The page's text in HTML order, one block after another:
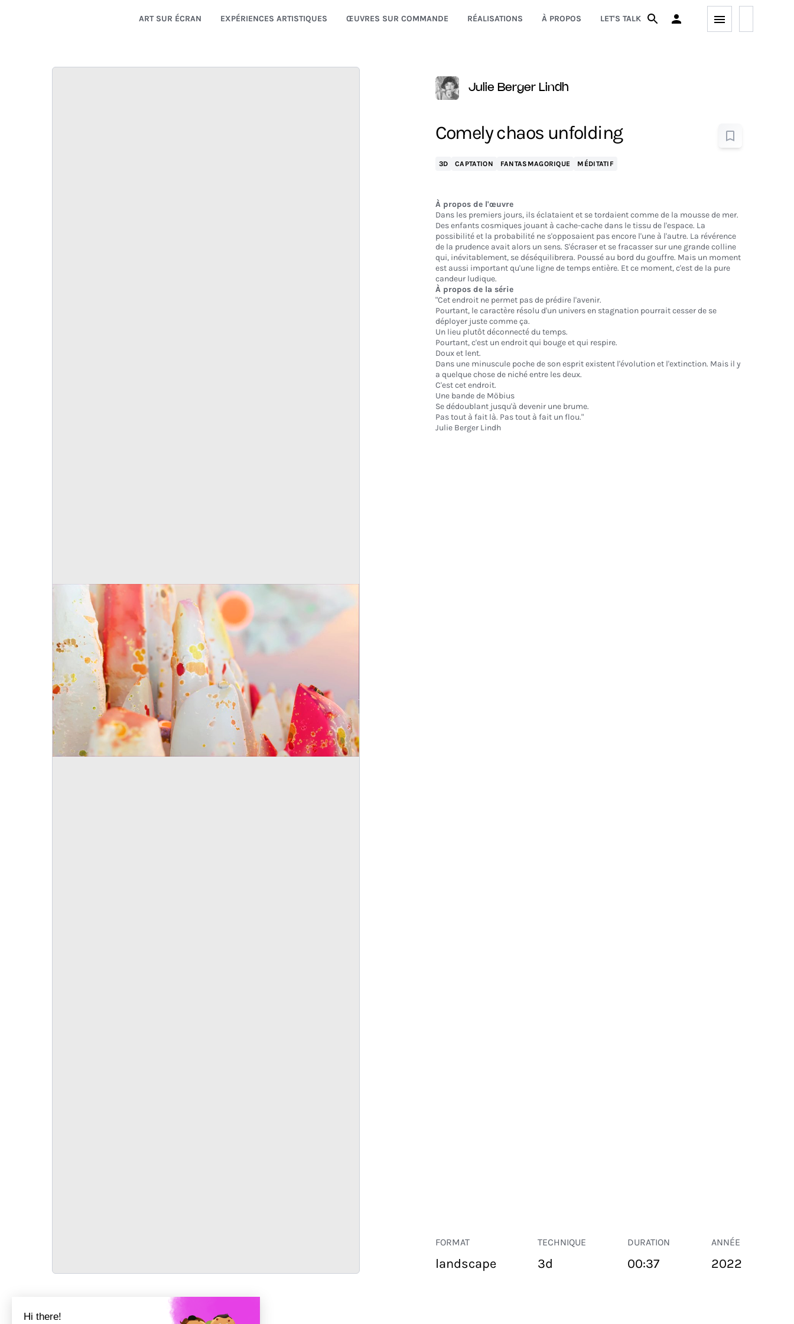
ART SUR ÉCRAN EXPÉRIENCES ARTISTIQUES ŒUVRES SUR COMMANDE RÉALISATIONS À PROPOS LET'S TALK
Julie Berger Lindh
Comely chaos unfolding
3D CAPTATION FANTASMAGORIQUE MÉDITATIF
À propos de l'œuvre
Dans les premiers jours, ils éclataient et se tordaient comme de la mousse de mer.
Des enfants cosmiques jouant à cache-cache dans le tissu de l'espace. La
possibilité et la probabilité ne s'opposaient pas encore l'une à l'autre. La révérence
de la prudence avait alors un sens. S'écraser et se fracasser sur une grande colline
qui, inévitablement, se déséquilibrera. Poussé au bord du gouffre. Mais un moment
est aussi important qu'une ligne de temps entière. Et ce moment, c'est de la pure
candeur ludique.
À propos de la série
"Cet endroit ne permet pas de prédire l'avenir.
Pourtant, le caractère résolu d'un univers en stagnation pourrait cesser de se
déployer juste comme ça.
Un lieu plutôt déconnecté du temps.
Pourtant, c'est un endroit qui bouge et qui respire.
Doux et lent.
Dans une minuscule poche de son esprit existent l'évolution et l'extinction. Mais il y
a quelque chose de niché entre les deux.
C'est cet endroit.
Une bande de Möbius
Se dédoublant jusqu'à devenir une brume.
Pas tout à fait là. Pas tout à fait un flou."
Julie Berger Lindh
FORMAT
landscape
TECHNIQUE
3d
DURATION
00:37
ANNÉE
2022
TRANSPORT